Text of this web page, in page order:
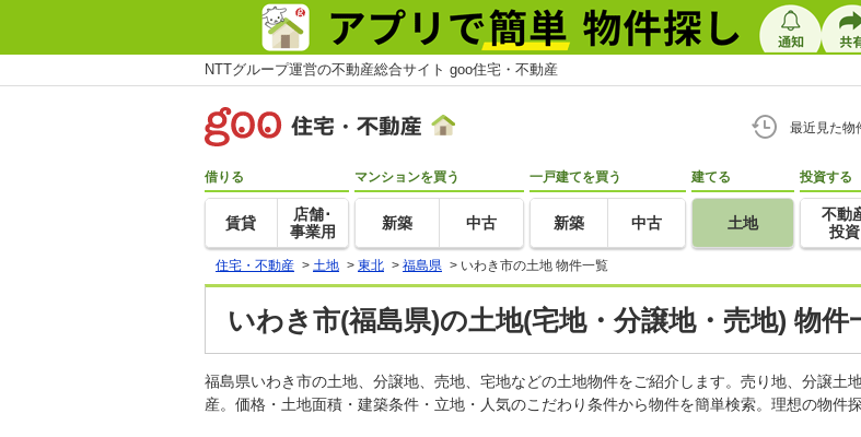
NTTグループ運営の不動産総合サイト goo住宅・不動産
最近見た物
借りる
賃貸
店舗･
事業用
マンションを買う
新築 中古
一戸建てを買う
新築 中古
建てる
土地
投資する
不動
投資
住宅・不動産 > 土地 > 東北 > 福島県 > いわき市の土地 物件一覧
いわき市(福島県)の土地(宅地・分譲地・売地) 物件
福島県いわき市の土地、分譲地、売地、宅地などの土地物件をご紹介します。売り地、分譲土
産。価格・土地面積・建築条件・立地・人気のこだわり条件から物件を簡単検索。理想の物件